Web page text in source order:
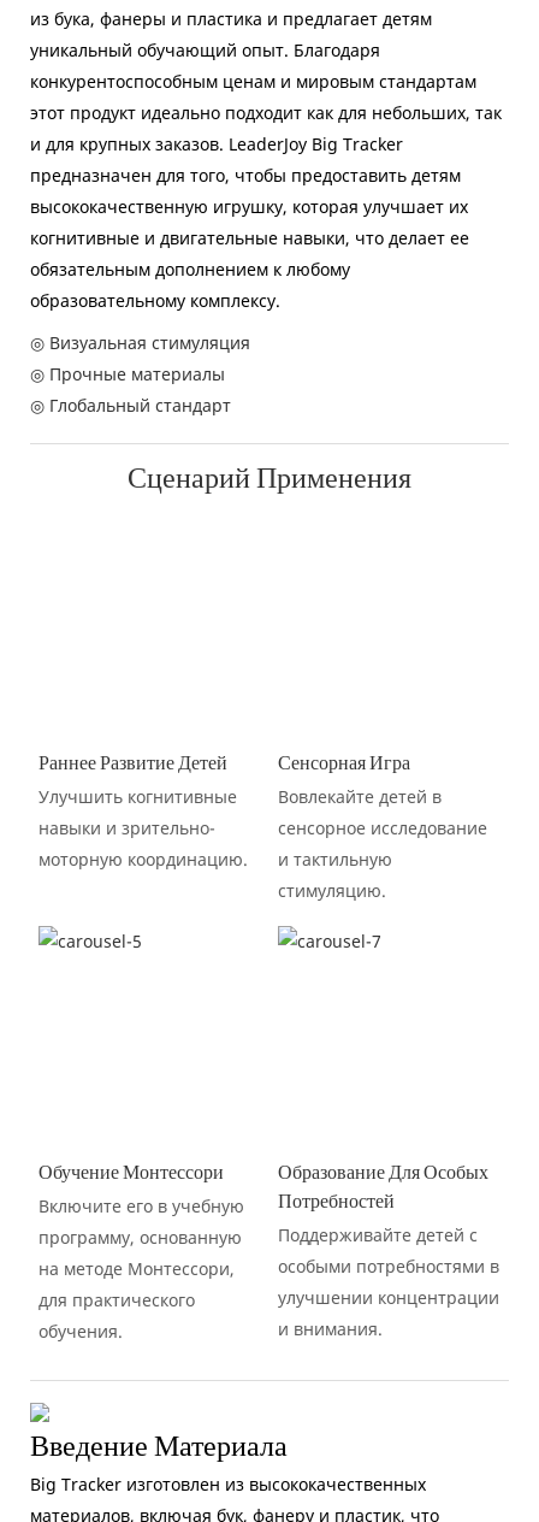
из бука, фанеры и пластика и предлагает детям
уникальный обучающий опыт. Благодаря
конкурентоспособным ценам и мировым стандартам
этот продукт идеально подходит как для небольших, так
и для крупных заказов. LeaderJoy Big Tracker
предназначен для того, чтобы предоставить детям
высококачественную игрушку, которая улучшает их
когнитивные и двигательные навыки, что делает ее
обязательным дополнением к любому
образовательному комплексу.
◎ Визуальная стимуляция
◎ Прочные материалы
◎ Глобальный стандарт
Сценарий Применения
Раннее Развитие Детей
Улучшить когнитивные
навыки и зрительно-
моторную координацию.
Сенсорная Игра
Вовлекайте детей в
сенсорное исследование
и тактильную
стимуляцию.
Обучение Монтессори
Включите его в учебную
программу, основанную
на методе Монтессори,
для практического
обучения.
Образование Для Особых
Потребностей
Поддерживайте детей с
особыми потребностями в
улучшении концентрации
и внимания.
Введение Материала
Big Tracker изготовлен из высококачественных
материалов, включая бук, фанеру и пластик, что